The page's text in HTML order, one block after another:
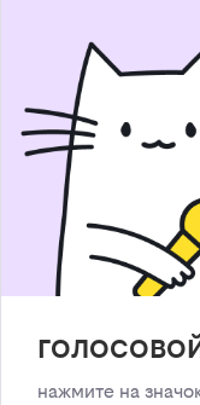
нажмите на